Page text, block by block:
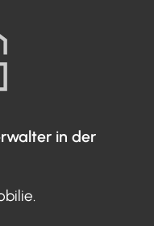
in der